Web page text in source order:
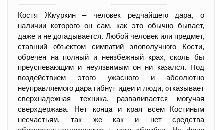
Костя Жмуркин – человек редчайшего дара, о
наличии которого он сам, как это обычно бывает,
даже и не догадывается. Любой человек или предмет,
ставший объектом симпатий злополучного Кости,
обречен на полный и неизбежный крах, сколь бы
преуспевающим и неуязвимым он ни казался. Под
воздействием этого ужасного и абсолютно
неуправляемого дара гибнут идеи и люди, отказывает
сверхнадежная техника, разваливается могучая
сверхдержава. Нет конца и края всем Костиным
несчастьям, так же как и нет средства